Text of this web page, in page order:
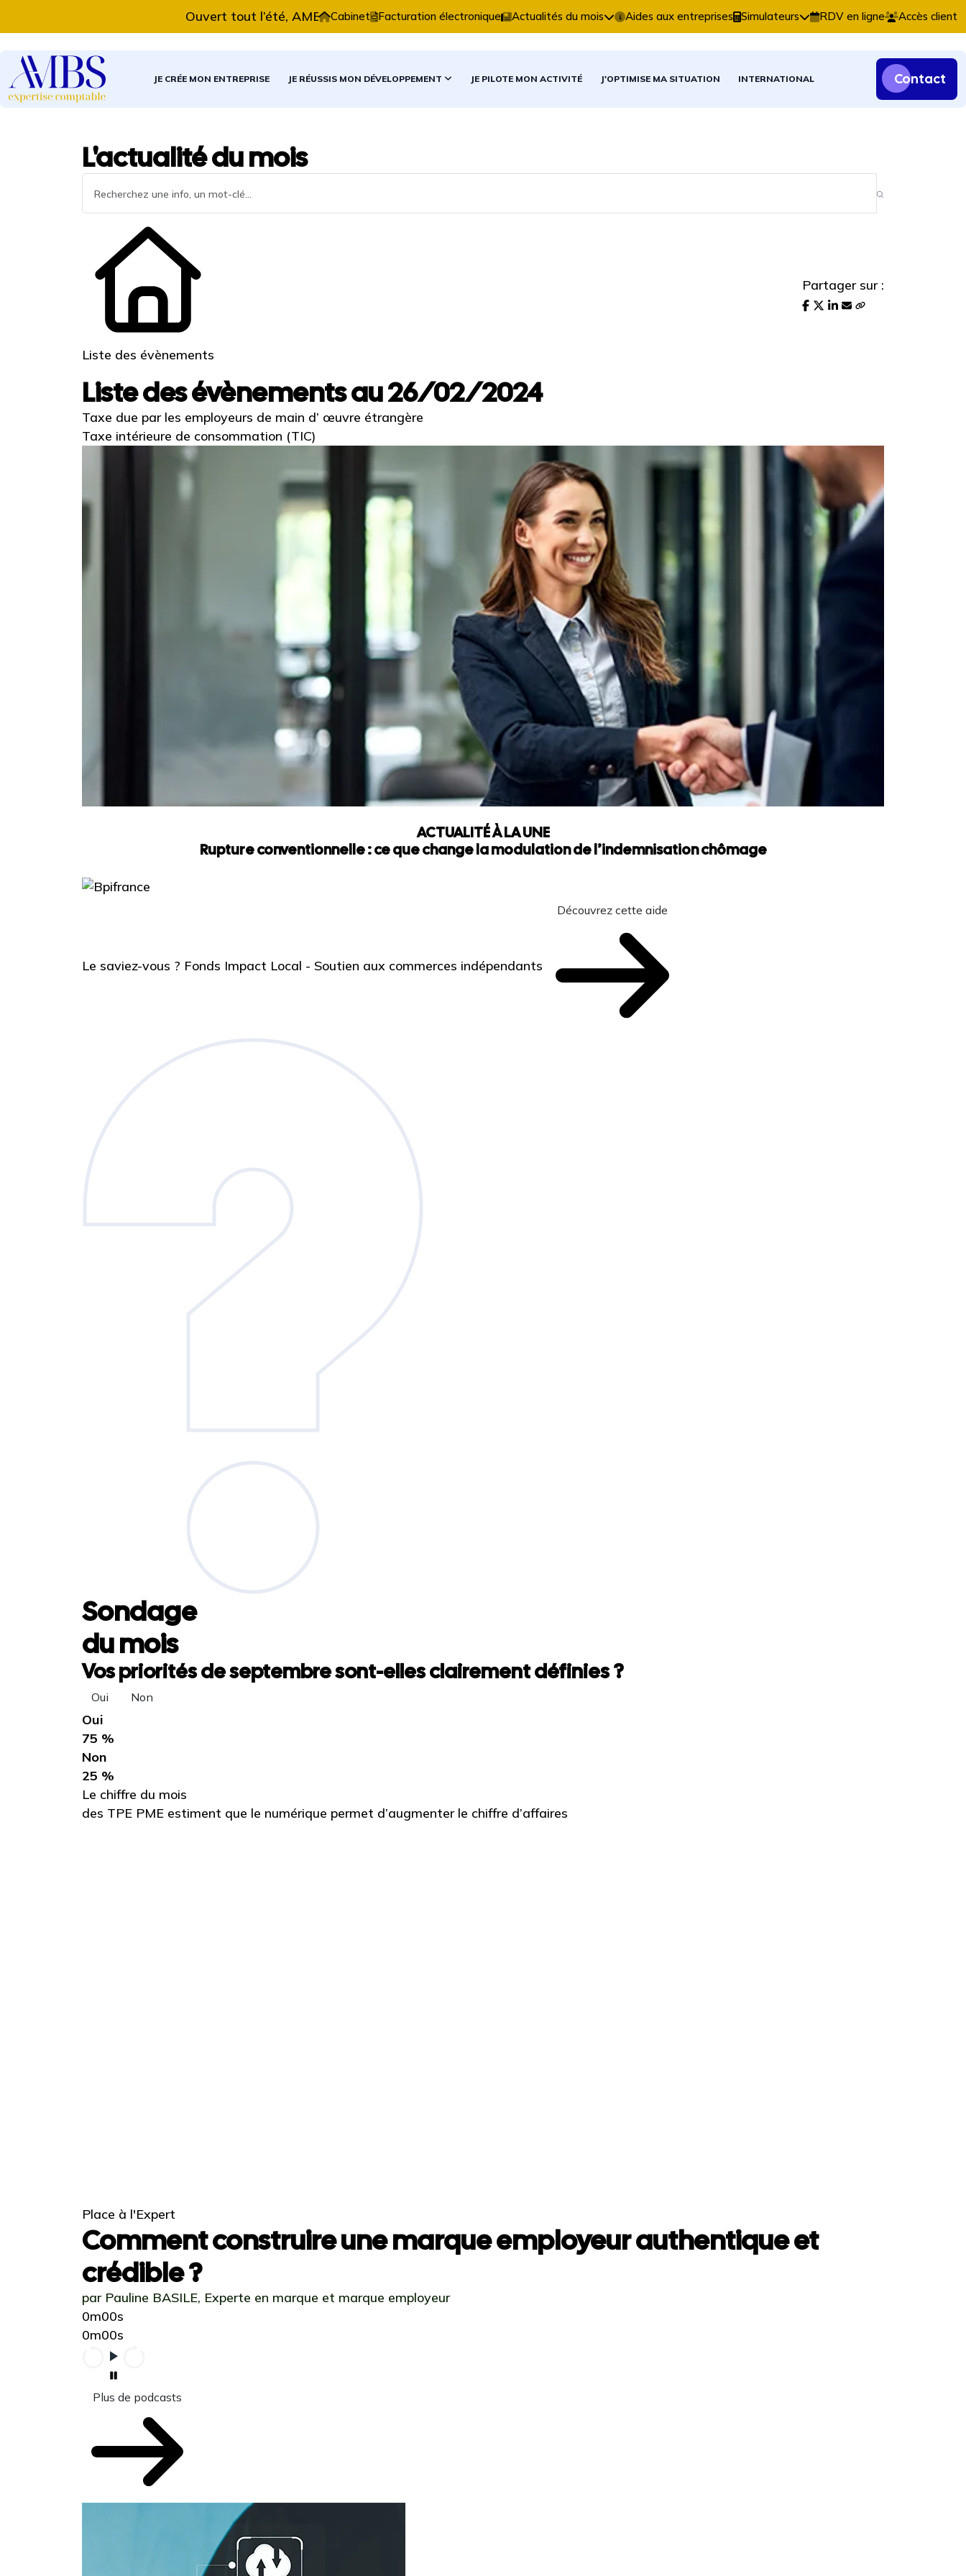
Ouvert tout l’été, AMBS Expertise Comptable vous accompagne dans vos décisions comptables, fiscales et patrimoniales.
Cabinet Facturation électronique Actualités du mois Aides aux entreprises Simulateurs RDV en ligne Accès client
JE CRÉE MON ENTREPRISE JE RÉUSSIS MON DÉVELOPPEMENT JE PILOTE MON ACTIVITÉ J'OPTIMISE MA SITUATION INTERNATIONAL Contact
L'actualité du mois
Liste des évènements
Partager sur :
Liste des évènements au 26/02/2024
Taxe due par les employeurs de main d’ œuvre étrangère
Taxe intérieure de consommation (TIC)
ACTUALITÉ À LA UNE
Rupture conventionnelle : ce que change la modulation de l’indemnisation chômage
Le saviez-vous ? Fonds Impact Local - Soutien aux commerces indépendants
Découvrez cette aide
Sondage
du mois
Vos priorités de septembre sont-elles clairement définies ?
Oui Non
Oui
75 %
Non
25 %
Le chiffre du mois
des TPE PME estiment que le numérique permet d’augmenter le chiffre d’affaires
Place à l'Expert
Comment construire une marque employeur authentique et
crédible ?
par Pauline BASILE, Experte en marque et marque employeur
0m00s
0m00s
Plus de podcasts